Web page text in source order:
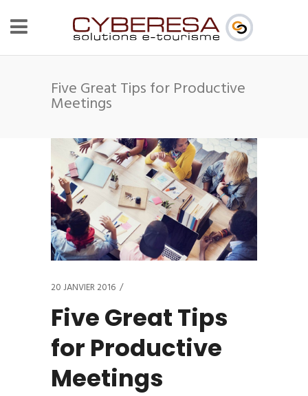
Five Great Tips for Productive
Meetings
20 JANVIER 2016
Five Great Tips
for Productive
Meetings